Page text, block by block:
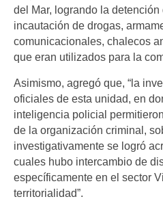
del Mar, logrando la detención
incautación de drogas,
comunicacionales, chalecos
que eran utilizados para la
Asimismo, agregó que, “la
oficiales de esta unidad, en
inteligencia policial
de la organización criminal,
investigativamente se logró
cuales hubo intercambio de
específicamente en el sector
territorialidad”.